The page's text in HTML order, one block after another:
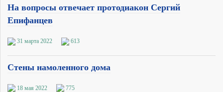
На вопросы отвечает протодиакон Сергий
Епифанцев
31 марта 2022 613
Стены намоленного дома
18 мая 2022 775